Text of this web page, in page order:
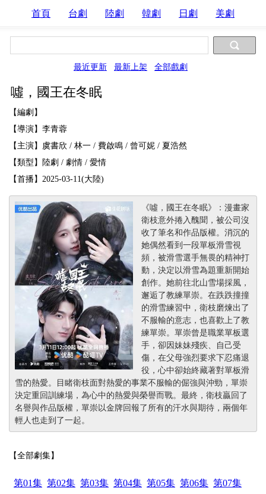
首頁 台劇 陸劇 韓劇 日劇 美劇
最近更新 最新上架 全部戲劇
噓，國王在冬眠
【編劇】
【導演】李青蓉
【主演】虞書欣 / 林一 / 費啟鳴 / 曾可妮 / 夏浩然
【類型】陸劇 / 劇情 / 愛情
【首播】2025-03-11(大陸)
《噓，國王在冬眠》：漫畫家
衛枝意外捲入醜聞，被公司沒
收了筆名和作品版權。消沉的
她偶然看到一段單板滑雪視
頻，被滑雪選手無畏的精神打
動，決定以滑雪為題重新開始
創作。她前往北山雪場採風，
邂逅了教練單崇。在跌跌撞撞
的滑雪練習中，衛枝磨煉出了
不服輸的意志，也喜歡上了教
練單崇。單崇曾是職業單板選
手，卻因妹妹殘疾、自己受
傷，在父母強烈要求下忍痛退
役，心中卻始終藏著對單板滑
雪的熱愛。目睹衛枝面對熱愛的事業不服輸的倔強與沖勁，單崇
決定重回訓練場，為心中的熱愛與榮譽而戰。最終，衛枝贏回了
名譽與作品版權，單崇以金牌回報了所有的汗水與期待，兩個年
輕人也走到了一起。
【全部劇集】
第01集 第02集 第03集 第04集 第05集 第06集 第07集